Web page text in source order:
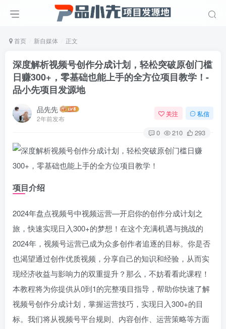
首页 新自媒体 正文
深度解析视频号创作分成计划，轻松突破原创门槛
日赚300+，零基础也能上手的全方位项目教学！ -
品小先项目发源地
品先先
2年前发布
关注 私信
0 210 293
项目介绍
2024年盘点视频号中视频运营—开启你的创作分成计划之
旅，快速实现日入300+的梦想！在这个充满机遇与挑战的
2024年，视频号运营已成为众多创作者追逐的目标。你是否
也渴望通过创作优质视频，分享自己的知识和经验，从而实
现经济收益与影响力的双重提升？那么，不妨看看此课程！
本教程将为你提供从0到1的完整项目指导，帮助你快速了解
视频号创作分成计划，掌握运营技巧，实现日入300+的目
标。我们将从视频号平台规则、内容创作、运营策略等方面